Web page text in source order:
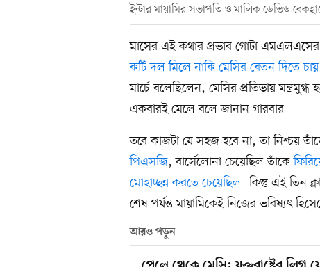
ইন্টার মায়ামির সভাপতি ও মালিক ডেভিড
মাসের এই কথার প্রভাব গোটা
কটি দল মিলে নাকি মেসির বেতন দিতে চায়
মার্চে বলেছিলেন, মেসির প্রতিভায়
একবারই মেলে বলে জানান গারবার।
তবে কাজটা যে সহজ হবে না, তা নিশ্চয়
পিএসজি, বার্সেলোনা চেয়েছিল তাঁকে
মোহাচ্ছন্ন করতে চেয়েছিল। কিন্তু এই তিন
শেষ পর্যন্ত মায়ামিকেই নিজের ভবিষ্যৎ
আরও পড়ুন